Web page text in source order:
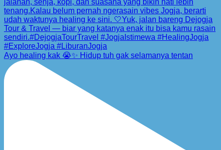
Ayo healing kak 😭✨ Hidup tuh gak selamanya tentan